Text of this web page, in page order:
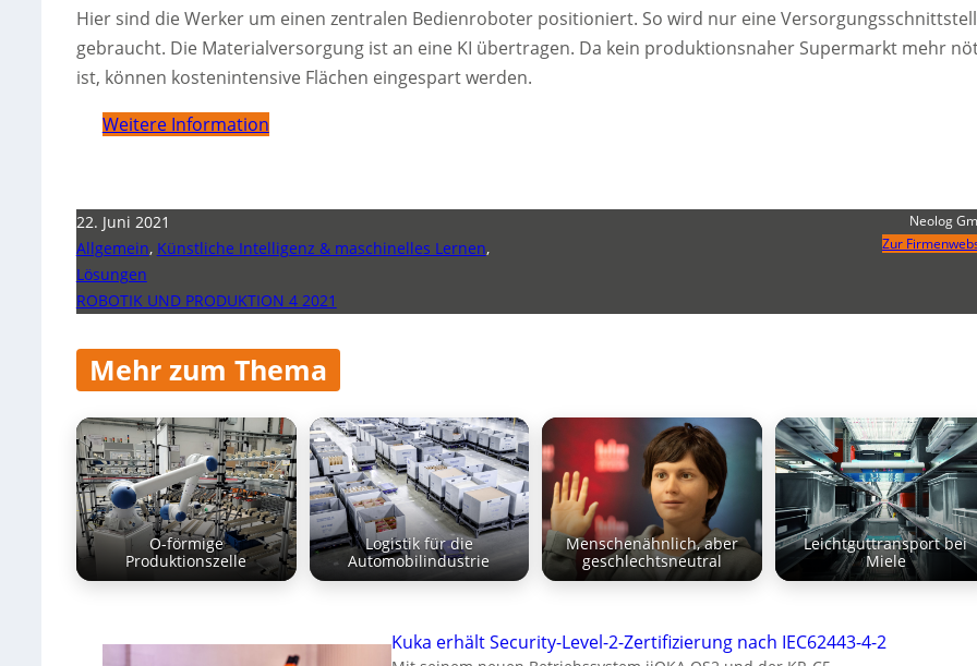
Hier sind die Werker um einen zentralen Bedienroboter positioniert. So wird nur eine
gebraucht. Die Materialversorgung ist an eine KI übertragen. Da kein produktionsnaher Supermarkt mehr
ist, können kostenintensive Flächen eingespart werden.
Weitere Information
22. Juni 2021
Allgemein, Künstliche Intelligenz & maschinelles Lernen,
Lösungen
ROBOTIK UND PRODUKTION 4 2021
Neolog
Zur
Mehr zum Thema
O-förmige
Produktionszelle
Logistik für die
Automobilindustrie
Menschenähnlich, aber
geschlechtsneutral
Leichtguttransport bei
Miele
Kuka erhält Security-Level-2-Zertifizierung nach IEC62443-4-2